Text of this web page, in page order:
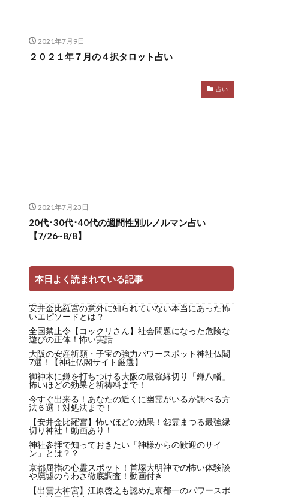
2021年7月9日
２０２１年７月の４択タロット占い
占い
2021年7月23日
20代･30代･40代の週間性別ルノルマン占い
【7/26~8/8】
本日よく読まれている記事
安井金比羅宮の意外に知られていない本当にあった怖
いエピソードとは？
全国禁止令【コックリさん】社会問題になった危険な
遊びの正体！怖い実話
大阪の安産祈願・子宝の強力パワースポット神社仏閣
7選！【神社仏閣サイト厳選】
御神木に鎌を打ちつける大阪の最強縁切り「鎌八幡」
怖いほどの効果と祈祷料まで！
今すぐ出来る！あなたの近くに幽霊がいるか調べる方
法６選！対処法まで！
【安井金比羅宮】怖いほどの効果！怨霊まつる最強縁
切り神社！動画あり！
神社参拝で知っておきたい「神様からの歓迎のサイ
ン」とは？？
京都屈指の心霊スポット！首塚大明神での怖い体験談
や廃墟のうわさ徹底調査！動画付き
【出雲大神宮】江原啓之も認めた京都一のパワースポ